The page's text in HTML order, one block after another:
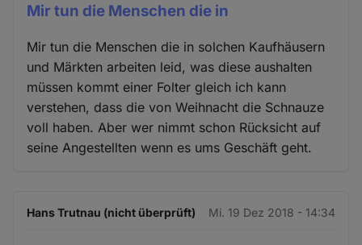
Mir tun die Menschen die in
Mir tun die Menschen die in solchen Kaufhäusern
und Märkten arbeiten leid, was diese aushalten
müssen kommt einer Folter gleich ich kann
verstehen, dass die von Weihnacht die Schnauze
voll haben. Aber wer nimmt schon Rücksicht auf
seine Angestellten wenn es ums Geschäft geht.
Hans Trutnau (nicht überprüft) Mi. 19 Dez 2018 - 14:34